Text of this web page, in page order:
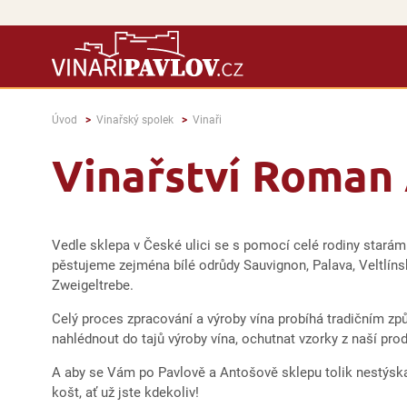
Úvod Vinařský spolek Vinaři
Vinařství
Vedle sklepa v České ulici se s pomocí celé rodiny
pěstujeme zejména bílé odrůdy Sauvignon, Palava,
Zweigeltrebe.
Celý proces zpracování a výroby vína probíhá tradičním
nahlédnout do tajů výroby vína, ochutnat vzorky z naší
A aby se Vám po Pavlově a Antošově sklepu tolik
košt, ať už jste kdekoliv!